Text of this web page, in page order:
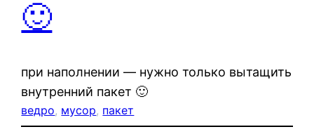
🙂
при наполнении — нужно только вытащить
внутренний пакет 🙂
ведро, мусор, пакет